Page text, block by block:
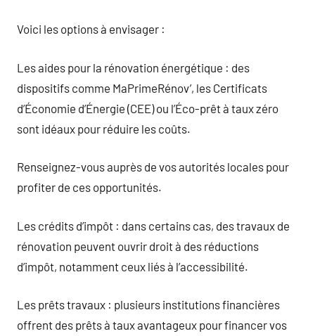
Voici les options à envisager :
Les aides pour la rénovation énergétique : des
dispositifs comme MaPrimeRénov’, les Certificats
d’Économie d’Énergie (CEE) ou l’Éco-prêt à taux zéro
sont idéaux pour réduire les coûts.
Renseignez-vous auprès de vos autorités locales pour
profiter de ces opportunités.
Les crédits d’impôt : dans certains cas, des travaux de
rénovation peuvent ouvrir droit à des réductions
d’impôt, notamment ceux liés à l’accessibilité.
Les prêts travaux : plusieurs institutions financières
offrent des prêts à taux avantageux pour financer vos